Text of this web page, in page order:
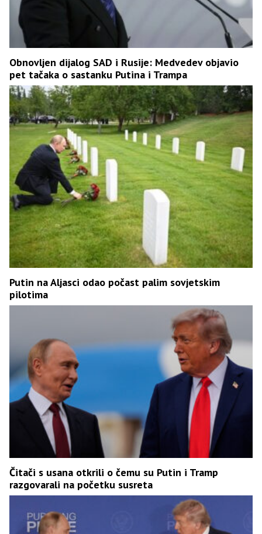
Obnovljen dijalog SAD i Rusije: Medvedev objavio
pet tačaka o sastanku Putina i Trampa
Putin na Aljasci odao počast palim sovjetskim
pilotima
Čitači s usana otkrili o čemu su Putin i Tramp
razgovarali na početku susreta